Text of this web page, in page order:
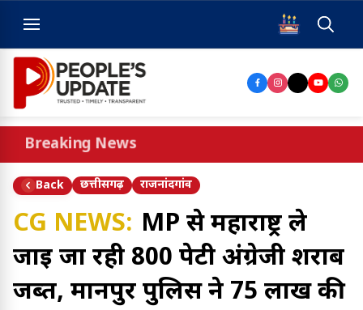
Breaking News
Back छत्तीसगढ़ राजनांदगांव
CG NEWS: MP से महाराष्ट्र ले
जाई जा रही 800 पेटी अंग्रेजी शराब
जब्त, मानपुर पुलिस ने 75 लाख की